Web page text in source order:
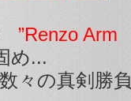
”Renzo Arm
め...
々の真剣勝負